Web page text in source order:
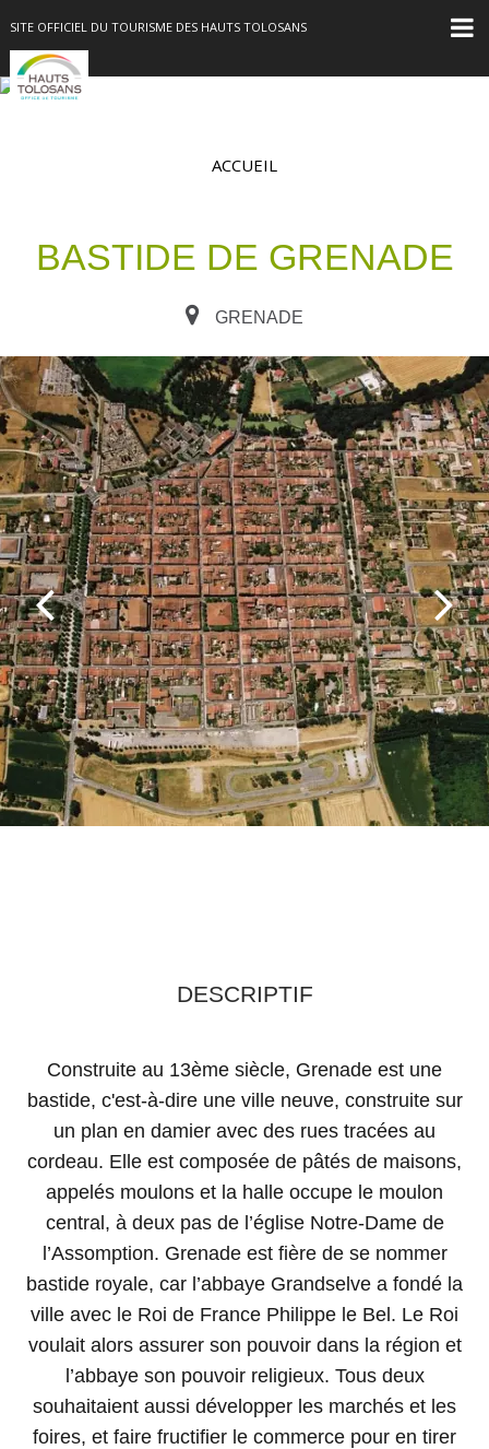
SITE OFFICIEL DU TOURISME DES HAUTS TOLOSANS
ACCUEIL
BASTIDE DE GRENADE
GRENADE
DESCRIPTIF
Construite au 13ème siècle, Grenade est une
bastide, c'est-à-dire une ville neuve, construite sur
un plan en damier avec des rues tracées au
cordeau. Elle est composée de pâtés de maisons,
appelés moulons et la halle occupe le moulon
central, à deux pas de l’église Notre-Dame de
l’Assomption. Grenade est fière de se nommer
bastide royale, car l’abbaye Grandselve a fondé la
ville avec le Roi de France Philippe le Bel. Le Roi
voulait alors assurer son pouvoir dans la région et
l’abbaye son pouvoir religieux. Tous deux
souhaitaient aussi développer les marchés et les
foires, et faire fructifier le commerce pour en tirer